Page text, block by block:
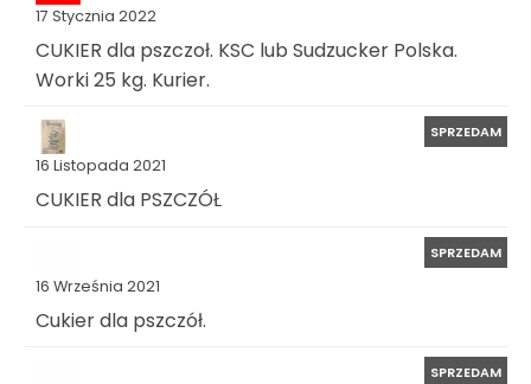
17 Stycznia 2022
CUKIER dla pszczoł. KSC lub Sudzucker Polska.
Worki 25 kg. Kurier.
16 Listopada 2021
SPRZEDAM
CUKIER dla PSZCZÓŁ
16 Września 2021
SPRZEDAM
Cukier dla pszczół.
SPRZEDAM